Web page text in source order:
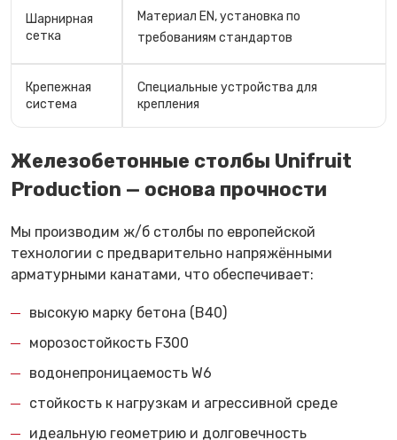
Шарнирная
сетка
Материал EN, установка по
требованиям стандартов
Крепежная
система
Специальные устройства для
крепления
Железобетонные столбы Unifruit
Production — основа прочности
Мы производим ж/б столбы по европейской
технологии с предварительно напряжёнными
арматурными канатами, что обеспечивает:
высокую марку бетона (B40)
морозостойкость F300
водонепроницаемость W6
стойкость к нагрузкам и агрессивной среде
идеальную геометрию и долговечность